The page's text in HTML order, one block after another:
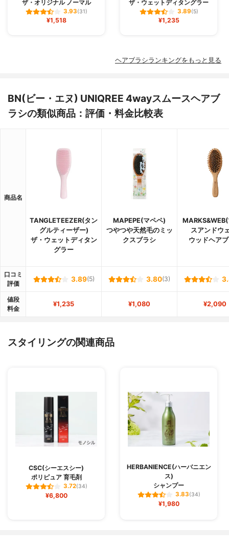
ザ・オリジナル ノーマル
3.93(31)
¥1,518
ザ・ウェットディタングラー
3.89(5)
¥1,235
ヘアブラシランキングをもっと見る
BN(ビー・エヌ) UNIQREE 4wayスムースヘアブ
ラシの類似商品：評価・料金比較表
商品名
TANGLETEEZER(タン
グルティーザー)
ザ・ウェットディタン
グラー
MAPEPE(マペペ)
つやつや天然毛のミッ
クスブラシ
スアンドウ
ウッドヘア
口コミ
評価
3.89(5) 3.80(3)
値段
料金
¥1,235 ¥1,080 ¥2,090
スタイリングの関連商品
CSC(シーエスシー)
ポリピュア 育毛剤
3.72(34)
¥6,800
HERBANIENCE(ハーバニエン
ス)
シャンプー
3.83(34)
¥1,980